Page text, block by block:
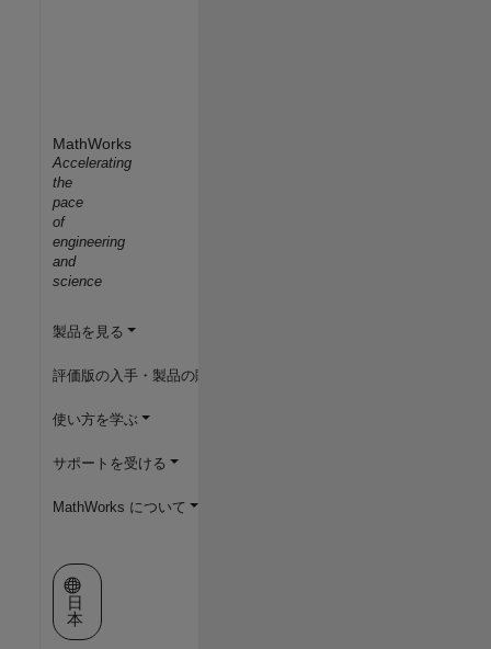
MathWorks
Accelerating
the
pace
of
engineering
and
science
製品を見る
評価版の入手・製品の購入
使い方を学ぶ
サポートを受ける
MathWorks について
Web サイトの選択
日
本